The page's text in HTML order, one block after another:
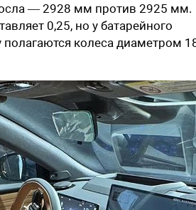
— 2928 мм против 2925 мм.
0,25, но у батарейного
колеса диаметром